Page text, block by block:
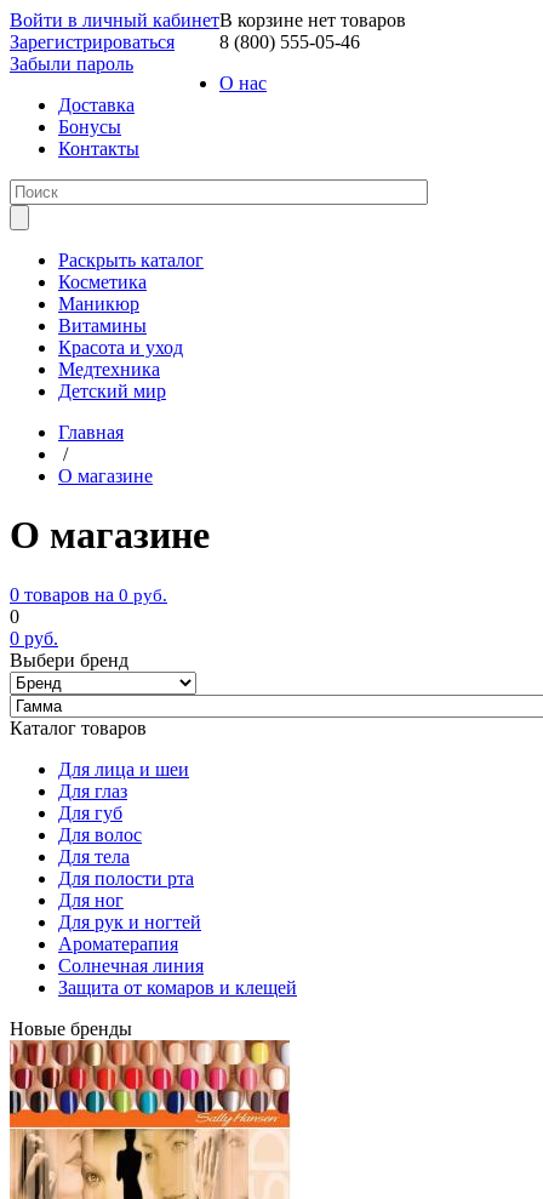
Войти в личный кабинет
Зарегистрироваться
Забыли пароль
В корзине нет товаров
8 (800) 555-05-46
О нас
Доставка
Бонусы
Контакты
Раскрыть каталог
Косметика
Маникюр
Витамины
Красота и уход
Медтехника
Детский мир
Главная
/
О магазине
О магазине
0 товаров на 0 руб.
0
0 руб.
Выбери бренд
Каталог товаров
Для лица и шеи
Для глаз
Для губ
Для волос
Для тела
Для полости рта
Для ног
Для рук и ногтей
Ароматерапия
Солнечная линия
Защита от комаров и клещей
Новые бренды